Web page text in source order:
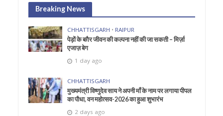
Breaking News
CHHATTISGARH • RAIPUR
पेड़ों के बग़ैर जीवन की कल्पना नहीं की जा सकती – मिर्ज़ा
एजाज़ बेग
1 day ago
CHHATTISGARH
मुख्यमंत्री विष्णुदेव साय ने अपनी माँ के नाम पर लगाया पीपल
का पौधा, वन महोत्सव-2026 का हुआ शुभारंभ
2 days ago